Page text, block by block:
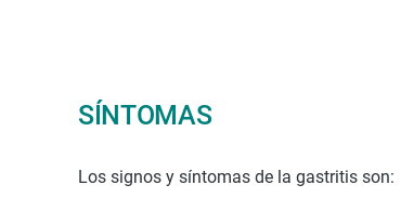
SÍNTOMAS
Los signos y síntomas de la gastritis son: